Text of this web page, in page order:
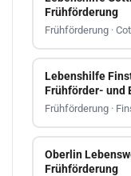
Frühförderung
Frühförderung ·
Lebenshilfe
Frühförder- und
Frühförderung ·
Oberlin
Frühförderung